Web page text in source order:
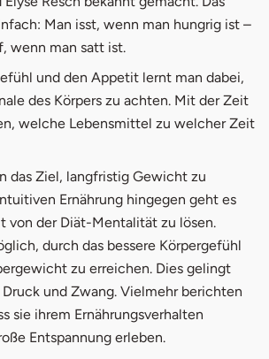
Man isst, wenn man hungrig ist –
wenn man satt ist.
und den Appetit lernt man dabei,
des Körpers zu achten. Mit der Zeit
welche Lebensmittel zu welcher Zeit
das Ziel, langfristig Gewicht zu
Ernährung hingegen geht es
von der Diät-Mentalität zu lösen.
durch das bessere Körpergefühl
zu erreichen. Dies gelingt
und Zwang. Vielmehr berichten
sie ihrem Ernährungsverhalten
Entspannung erleben.